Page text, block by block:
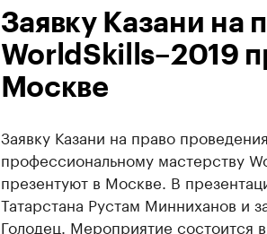
Заявку Казани на
WorldSkills–2019
Москве
Заявку Казани на право
профессиональному мастерству
презентуют в Москве. В
Татарстана Рустам Минниханов и
Голодец. Мероприятие состоится